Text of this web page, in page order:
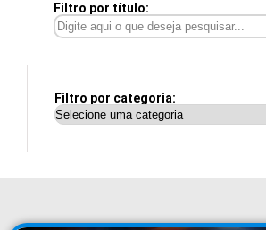
Filtro por título:
Filtro por categoria: